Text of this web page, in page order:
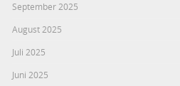
September 2025
August 2025
Juli 2025
Juni 2025